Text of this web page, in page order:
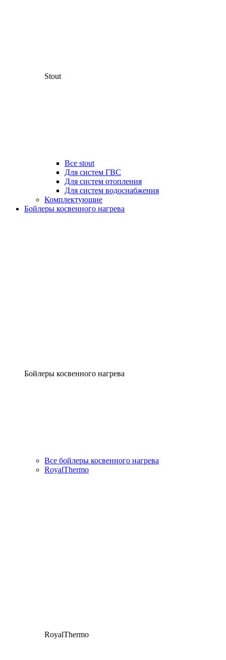
Stout
Все stout
Для систем ГВС
Для систем отопления
Для систем водоснабжения
Комплектующие
Бойлеры косвенного нагрева
Бойлеры косвенного нагрева
Все бойлеры косвенного нагрева
RoyalThermo
RoyalThermo